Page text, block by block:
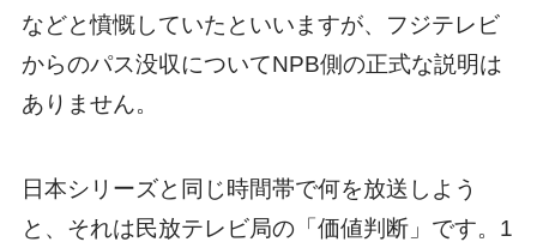
などと憤慨していたといいますが、フジテレビ
からのパス没収についてNPB側の正式な説明は
ありません。
日本シリーズと同じ時間帯で何を放送しよう
と、それは民放テレビ局の「価値判断」です。1